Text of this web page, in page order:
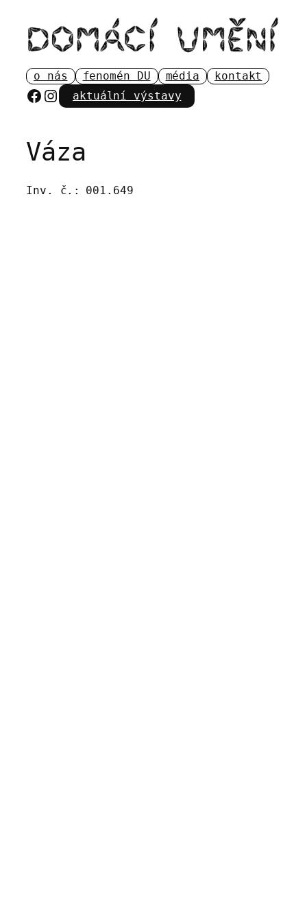
obsah
o nás fenomén DU média kontakt
Facebook
Instagram
aktuální výstavy
Váza
Inv. č.: 001.649